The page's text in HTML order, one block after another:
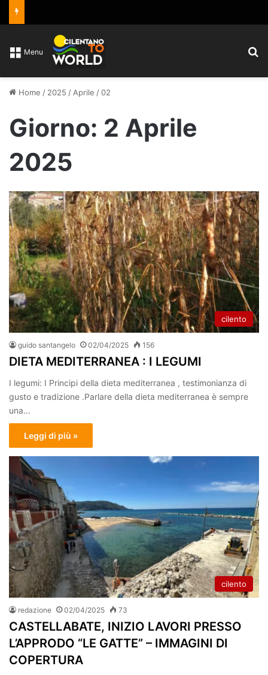
Menu
Home / 2025 / Aprile /02
Giorno: 2 Aprile
2025
cilento
guido santangelo 02/04/2025 156
DIETA MEDITERRANEA : I LEGUMI
I legumi: I Principi della dieta mediterranea , testimonianza di
gusto e tradizione .Parlare della dieta mediterranea è sempre
una…
Leggi di più »
cilento
redazione 02/04/2025 73
CASTELLABATE, INIZIO LAVORI PRESSO
L’APPRODO “LE GATTE” – IMMAGINI DI
COPERTURA